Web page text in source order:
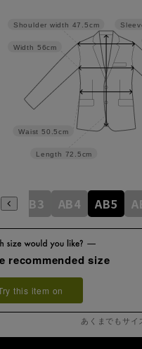
Length 72.5cm
Waist 50.5cm
Width 56cm
Shoulder width 47.5cm
A8 AB3 AB4 AB5
recommended size
this item on
あくまでもサイ